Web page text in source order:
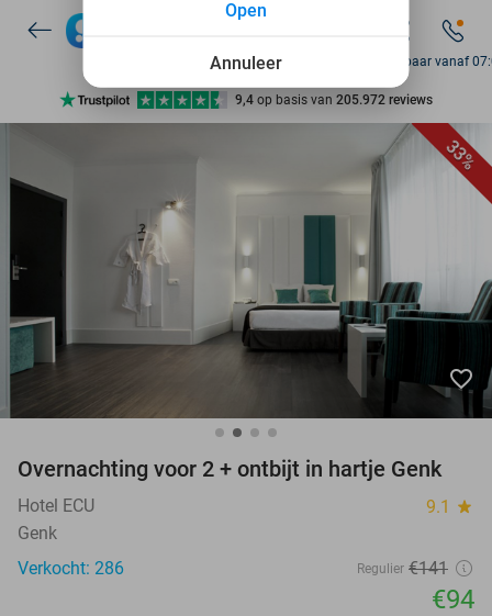
7 dagen per week beschikbaar
10+ miljoen leden
9,4 op basis van 205.972 reviews
10+ miljoen leden
Bereikbaar vanaf
33%
favorite_border
Overnachting voor 2 + ontbijt in hartje Genk
Hotel ECU 9.1 star
Genk
Verkocht: 286
Regulier €141
€94
Annuleer
Open